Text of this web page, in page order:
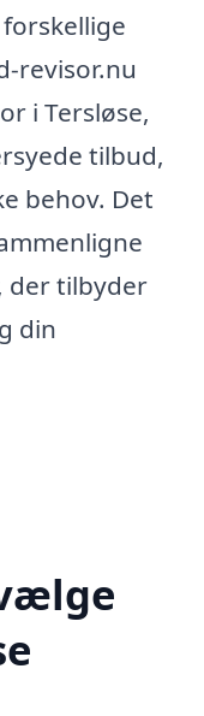
revisor.nu
i Tersløse,
tilbud,
behov. Det
der tilbyder
din